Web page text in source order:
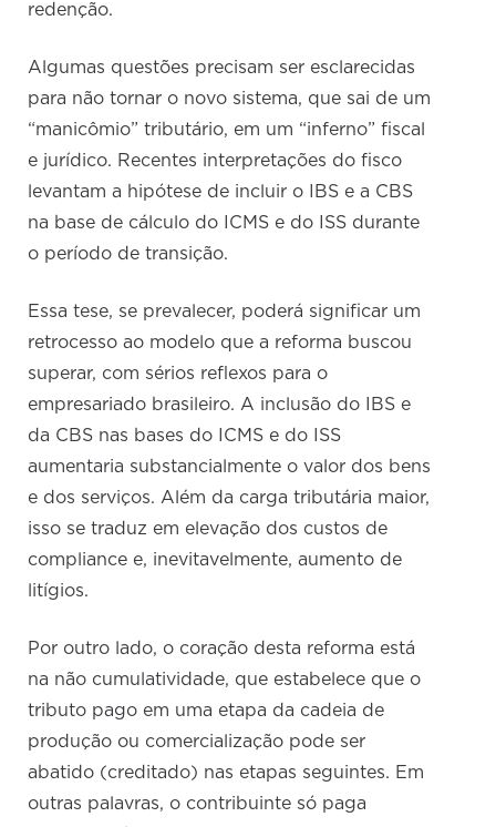
redenção.
Algumas questões precisam ser esclarecidas
para não tornar o novo sistema, que sai de um
“manicômio” tributário, em um “inferno” fiscal
e jurídico. Recentes interpretações do fisco
levantam a hipótese de incluir o IBS e a CBS
na base de cálculo do ICMS e do ISS durante
o período de transição.
Essa tese, se prevalecer, poderá significar um
retrocesso ao modelo que a reforma buscou
superar, com sérios reflexos para o
empresariado brasileiro. A inclusão do IBS e
da CBS nas bases do ICMS e do ISS
aumentaria substancialmente o valor dos bens
e dos serviços. Além da carga tributária maior,
isso se traduz em elevação dos custos de
compliance e, inevitavelmente, aumento de
litígios.
Por outro lado, o coração desta reforma está
na não cumulatividade, que estabelece que o
tributo pago em uma etapa da cadeia de
produção ou comercialização pode ser
abatido (creditado) nas etapas seguintes. Em
outras palavras, o contribuinte só paga